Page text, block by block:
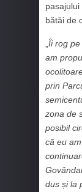
bătăi de
Îi rog
am
prin
zona de
posibil
că eu
dus și la